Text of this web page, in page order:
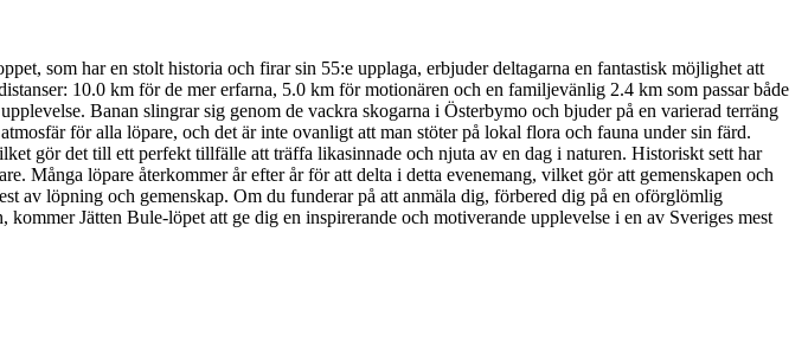
som har en stolt historia och firar sin 55:e upplaga, erbjuder deltagarna en fantastisk möjlighet att
10.0 km för de mer erfarna, 5.0 km för motionären och en familjevänlig 2.4 km som passar både
Banan slingrar sig genom de vackra skogarna i Österbymo och bjuder på en varierad terräng
för alla löpare, och det är inte ovanligt att man stöter på lokal flora och fauna under sin färd.
gör det till ett perfekt tillfälle att träffa likasinnade och njuta av en dag i naturen. Historiskt sett har
Många löpare återkommer år efter år för att delta i detta evenemang, vilket gör att gemenskapen och
av löpning och gemenskap. Om du funderar på att anmäla dig, förbered dig på en oförglömlig
Jätten Bule-löpet att ge dig en inspirerande och motiverande upplevelse i en av Sveriges mest